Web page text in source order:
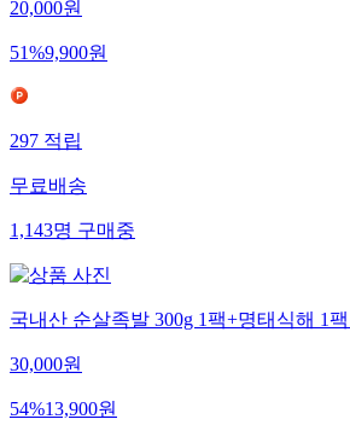
20,000원
51%9,900원
297적립
무료배송
1,143명구매중
국내산 순살족발 300g 1팩+명태식해 1
30,000원
54%13,900원